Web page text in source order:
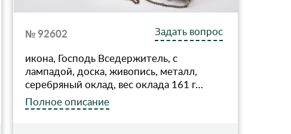
№ 92602
Задать вопрос
икона, Господь Вседержитель, с
лампадой, доска, живопиcь, металл,
серебряный оклад, вес оклада 161 г…
Полное описание